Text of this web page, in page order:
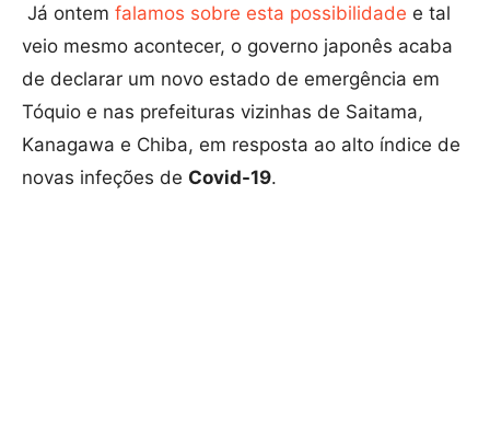
Já ontem falamos sobre esta possibilidade e tal
veio mesmo acontecer, o governo japonês acaba
de declarar um novo estado de emergência em
Tóquio e nas prefeituras vizinhas de Saitama,
Kanagawa e Chiba, em resposta ao alto índice de
novas infeções de Covid-19.